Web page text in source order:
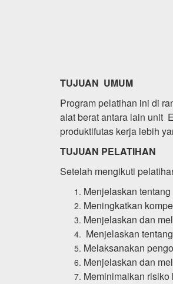
TUJUAN UMUM
Program pelatihan ini di
alat berat antara lain unit
produktifutas kerja lebih
TUJUAN PELATIHAN
Setelah mengikuti
Menjelaskan
Meningkatkan
Menjelaskan dan
Menjelaskan
Melaksanakan
Menjelaskan dan
Meminimalkan